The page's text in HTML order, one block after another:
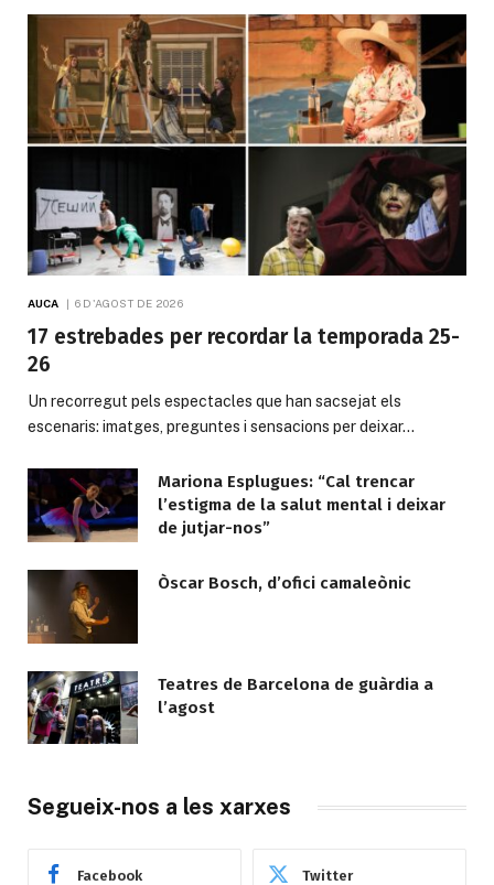
AUCA 6 D'AGOST DE 2026
17 estrebades per recordar la temporada 25-
26
Un recorregut pels espectacles que han sacsejat els
escenaris: imatges, preguntes i sensacions per deixar…
Mariona Esplugues: “Cal trencar
l’estigma de la salut mental i deixar
de jutjar-nos”
Òscar Bosch, d’ofici camaleònic
Teatres de Barcelona de guàrdia a
l’agost
Segueix-nos a les xarxes
Facebook Twitter